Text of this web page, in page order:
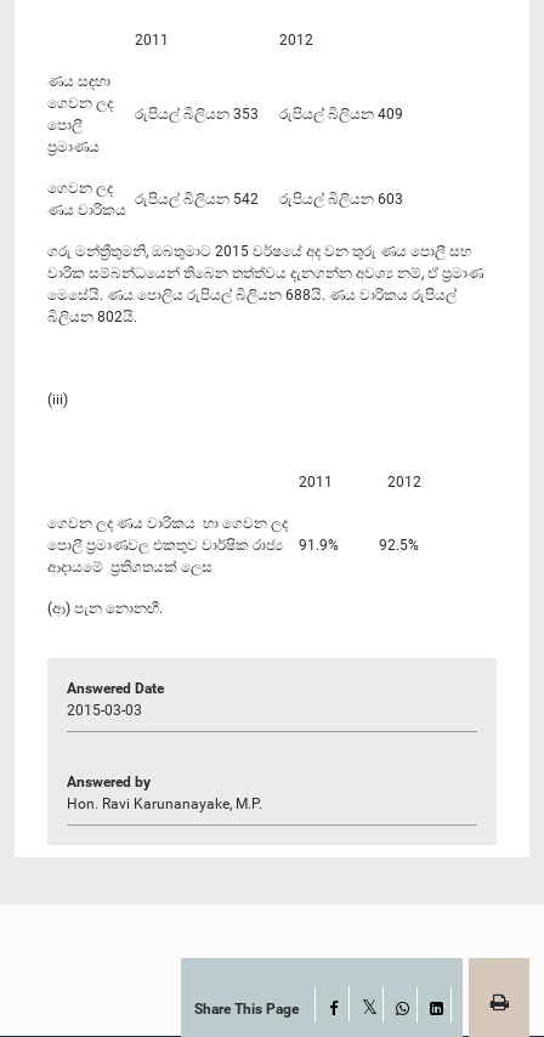
2011 2012
ණය සඳහා
ගෙවන ලද
පොලී
ප්‍රමාණය
රුපියල් බිලියන 353 රුපියල් බිලියන 409
ගෙවන ලද
ණය වාරිකය
රුපියල් බිලියන 542 රුපියල් බිලියන 603
ගරු මන්ත්‍රීතුමනි, ඔබතුමාට 2015 වර්ෂයේ අද වන තුරු ණය පොලී සහ
වාරික සම්බන්ධයෙන් තිබෙන තත්ත්වය දැනගන්න අවශ්‍ය නම්, ඒ ප්‍රමාණ
මෙසේයි. ණය පොලිය රුපියල් බිලියන 688යි. ණය වාරිකය රුපියල්
බිලියන 802යි.
(iii)
2011 2012
ගෙවන ලද ණය වාරිකය හා ගෙවන ලද
පොලී ප්‍රමාණවල එකතුව වාර්ෂික රාජ්‍ය
ආදායමේ ප්‍රතිශතයක් ලෙස
91.9% 92.5%
(ආ) පැන නොනඟී.
Answered Date
2015-03-03
Answered by
Hon. Ravi Karunanayake, M.P.
Share This Page Facebook
WhatsAppLinkedIn